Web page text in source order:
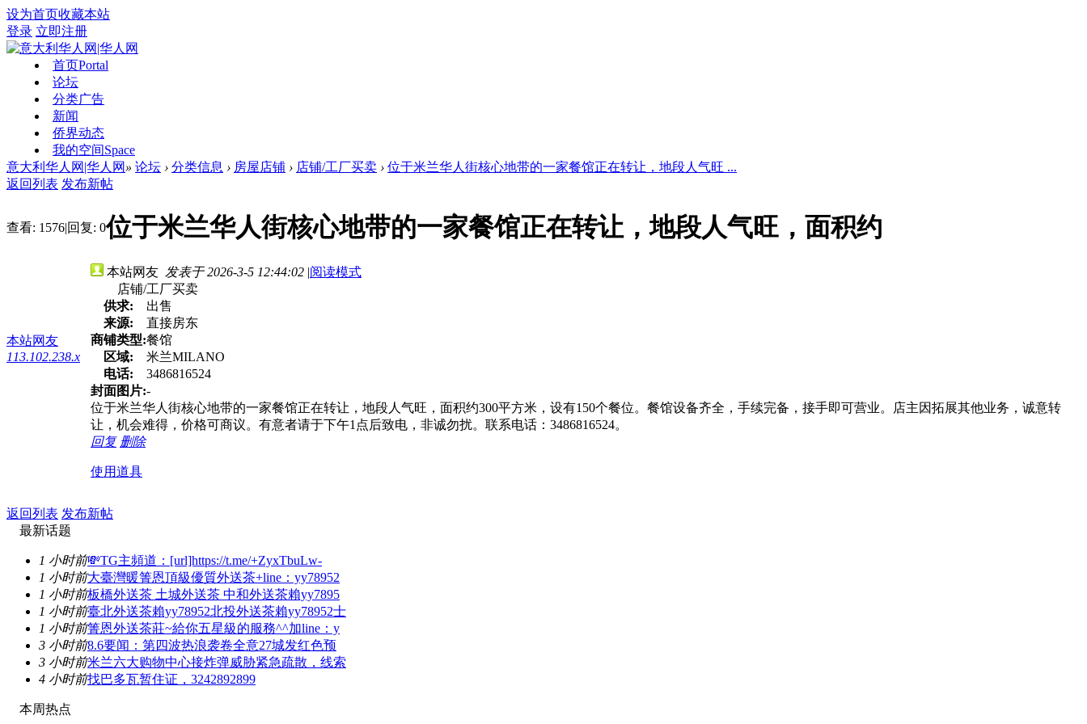
设为首页收藏本站
登录 立即注册
首页Portal
论坛
分类广告
新闻
侨界动态
我的空间Space
意大利华人网|华人网 » 论坛 › 分类信息 › 房屋店铺 › 店铺/工厂买卖 › 位于米兰华人街核心地带的一家餐馆正在转让，地段人气旺 ...
返回列表 发布新帖
查看: 1576|回复: 0位于米兰华人街核心地带的一家餐馆正在转让，地段人气旺，面积约
本站网友
113.102.238.x
本站网友 发表于 2026-3-5 12:44:02 |阅读模式
店铺/工厂买卖
供求:
出售
来源:
直接房东
商铺类型:餐馆
区域:
米兰MILANO
电话:
3486816524
封面图片:-
位于米兰华人街核心地带的一家餐馆正在转让，地段人气旺，面积约300平方米，设有150个餐位。餐馆设备齐全，手续完备，接手即可营业。店主因拓展其他业务，诚意转
让，机会难得，价格可商议。有意者请于下午1点后致电，非诚勿扰。联系电话：3486816524。
回复 删除
使用道具
返回列表 发布新帖
最新话题
1 小时前💸TG主頻道：[url]https://t.me/+ZyxTbuLw-
1 小时前大臺灣暖箐恩頂級優質外送茶+line：yy78952
1 小时前板橋外送茶 土城外送茶 中和外送茶賴yy7895
1 小时前臺北外送茶賴yy78952北投外送茶賴yy78952士
1 小时前箐恩外送茶莊~給你五星級的服務^^加line：y
3 小时前8.6要闻：第四波热浪袭卷全意27城发红色预
3 小时前米兰六大购物中心接炸弹威胁紧急疏散，线索
4 小时前找巴多瓦暂住证，3242892899
本周热点